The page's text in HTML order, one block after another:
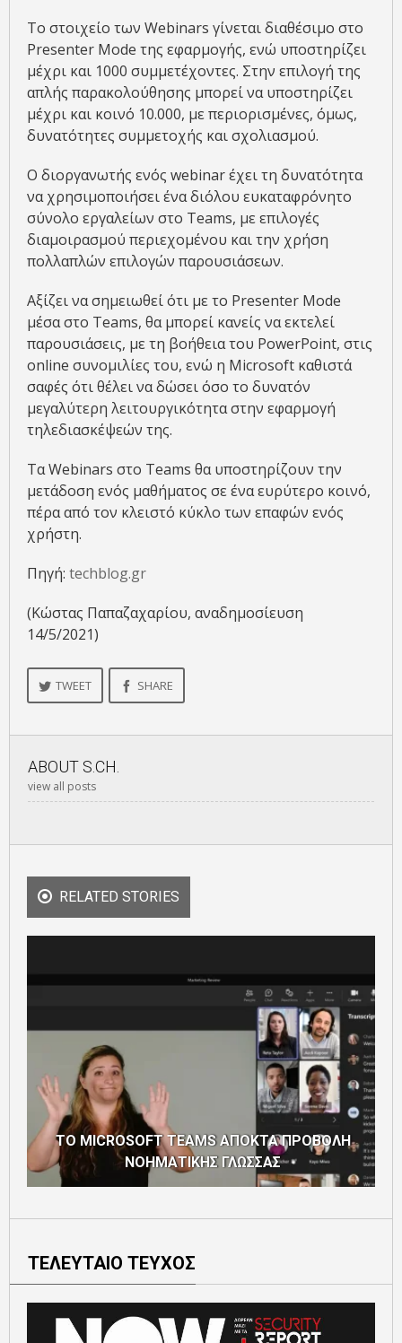
Το στοιχείο των Webinars γίνεται διαθέσιμο στο
Presenter Mode της εφαρμογής, ενώ υποστηρίζει
μέχρι και 1000 συμμετέχοντες. Στην επιλογή της
απλής παρακολούθησης μπορεί να υποστηρίζει
μέχρι και κοινό 10.000, με περιορισμένες, όμως,
δυνατότητες συμμετοχής και σχολιασμού.
Ο διοργανωτής ενός webinar έχει τη δυνατότητα
να χρησιμοποιήσει ένα διόλου ευκαταφρόνητο
σύνολο εργαλείων στο Teams, με επιλογές
διαμοιρασμού περιεχομένου και την χρήση
πολλαπλών επιλογών παρουσιάσεων.
Αξίζει να σημειωθεί ότι με το Presenter Mode
μέσα στο Teams, θα μπορεί κανείς να εκτελεί
παρουσιάσεις, με τη βοήθεια του PowerPoint, στις
online συνομιλίες του, ενώ η Microsoft καθιστά
σαφές ότι θέλει να δώσει όσο το δυνατόν
μεγαλύτερη λειτουργικότητα στην εφαρμογή
τηλεδιασκέψεών της.
Τα Webinars στο Teams θα υποστηρίζουν την
μετάδοση ενός μαθήματος σε ένα ευρύτερο κοινό,
πέρα από τον κλειστό κύκλο των επαφών ενός
χρήστη.
Πηγή: techblog.gr
(Κώστας Παπαζαχαρίου, αναδημοσίευση
14/5/2021)
TWEET SHARE
ABOUT S.CH.
view all posts
RELATED STORIES
ΤΟ MICROSOFT TEAMS ΑΠΟΚΤΑ ΠΡΟΒΟΛΗ
ΝΟΗΜΑΤΙΚΗΣ ΓΛΩΣΣΑΣ
ΤΕΛΕΥΤΑΙΟ ΤΕΥΧΟΣ